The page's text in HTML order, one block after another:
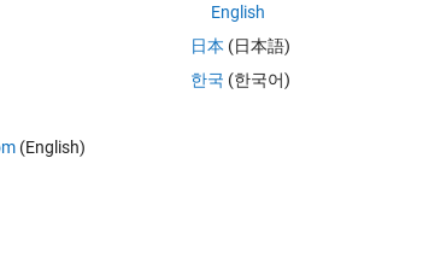
Acceptée :
(English)
English
日本 (日本語)
한국 (한국어)